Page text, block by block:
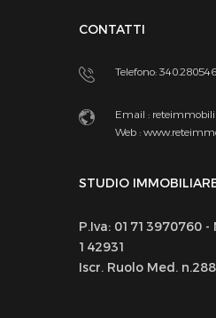
CONTATTI
Telefono:
Email :
Web :
STUDIO
P.Iva: 01713970760 -
142931
Iscr. Ruolo Med.